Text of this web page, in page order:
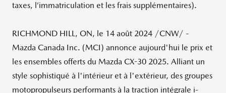
taxes, l’immatriculation et les frais supplémentaires).
RICHMOND HILL, ON, le 14 août 2024 /CNW/ -
Mazda Canada Inc. (MCI) annonce aujourd'hui le prix et
les ensembles offerts du Mazda CX-30 2025. Alliant un
style sophistiqué à l'intérieur et à l'extérieur, des groupes
motopropulseurs performants à la traction intégrale i-